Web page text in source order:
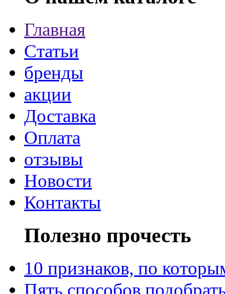
Главная
Статьи
бренды
акции
Доставка
Оплата
отзывы
Новости
Контакты
Полезно прочесть
10 признаков, по
Пять способов